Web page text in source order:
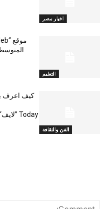
اخبار مصر
التعليم
الفن والثقافة
كيف اعرف